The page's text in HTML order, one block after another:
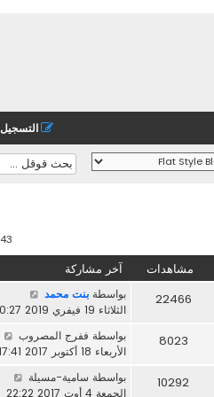
التسجيل
43 موضوعًا
مشاهدات آخر مشاركة
22466 بواسطة بنت محمد
الثلاثاء 19 فيفري 2019 20:27
8023 بواسطة ففرج المصروب
الأربعاء 18 أكتوبر 2017 17:41
10292 بواسطة سامية-مسيلة
الجمعة 4 أوت 2017 22:22